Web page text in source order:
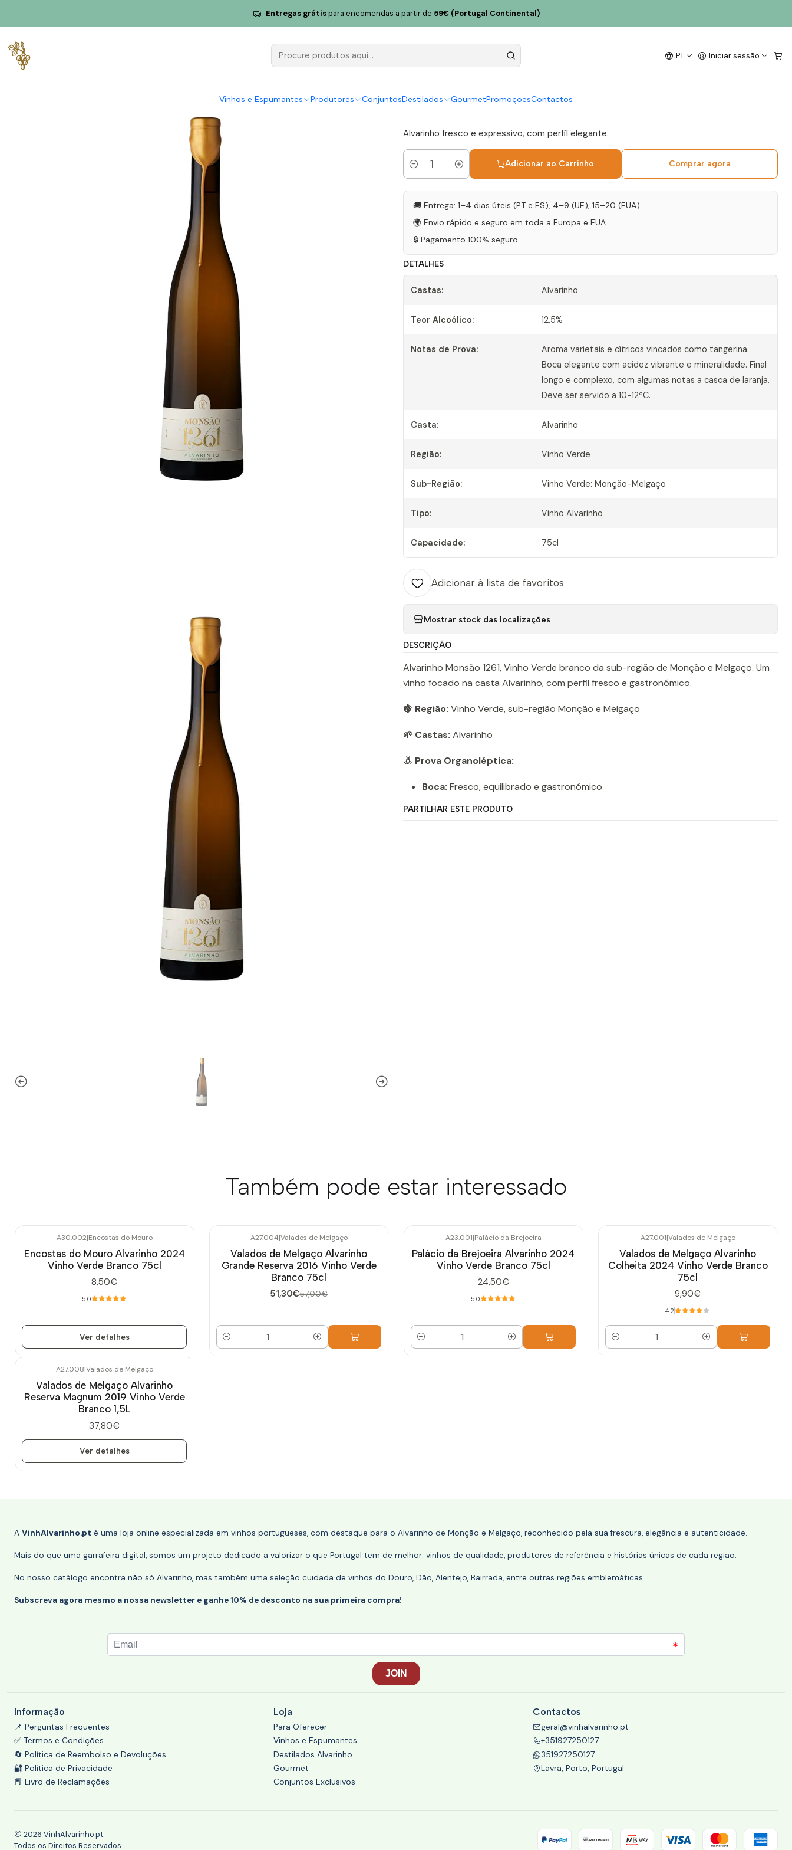
PT Iniciar sessão
Vinhos e Espumantes Produtores ConjuntosDestilados GourmetPromoçõesContactos
Entregas grátispara encomendas a partir de 59€ (Portugal Continental)
Monsão 1261 Alvarinho 2023 Vinho Verde Branco 75cl
Monsão 1261 Alvarinho 2023 Vinho
|
Alvarinho fresco e expressivo, com perfil elegante.
Quantidade
Adicionar ao Carrinho Comprar agora
🚚 Entrega: 1–4 dias úteis (PT e ES), 4–9 (UE), 15–20 (EUA)
🌍 Envio rápido e seguro em toda a Europa e EUA
🔒 Pagamento 100% seguro
DETALHES
Castas: Alvarinho
Teor Alcoólico: 12,5%
Notas de Prova:
Aroma varietais e cítricos vincados como tangerina.
Boca elegante com acidez vibrante e mineralidade. Final
longo e complexo, com algumas notas a casca de laranja.
Deve ser servido a 10-12ºC.
Casta: Alvarinho
Região: Vinho Verde
Sub-Região: Vinho Verde: Monção-Melgaço
Tipo: Vinho Alvarinho
Capacidade: 75cl
Adicionar à lista de favoritos
Mostrar stock das localizações
DESCRIÇÃO
Alvarinho Monsão 1261, Vinho Verde branco da sub-região de Monção e Melgaço. Um
vinho focado na casta Alvarinho, com perfil fresco e gastronómico.
🍇 Região: Vinho Verde, sub-região Monção e Melgaço
🌱 Castas: Alvarinho
👃 Prova Organoléptica:
Boca: Fresco, equilibrado e gastronómico
PARTILHAR ESTE PRODUTO
Também pode estar interessado
A30.002|Encostas do Mouro
Encostas do Mouro Alvarinho 2024
Vinho Verde Branco 75cl
8,50€
5.0
Ver detalhes
A27.004|Valados de Melgaço
Valados de Melgaço Alvarinho
Grande Reserva 2016 Vinho Verde
Branco 75cl
51,30€57,00€
Quantidade
A23.001|Palácio da Brejoeira
Palácio da Brejoeira Alvarinho 2024
Vinho Verde Branco 75cl
24,50€
5.0
Quantidade
A27.001|Valados de Melgaço
Valados de Melgaço Alvarinho
Colheita 2024 Vinho Verde Branco
75cl
9,90€
4.2
Quantidade
A27.008|Valados de Melgaço
Valados de Melgaço Alvarinho
Reserva Magnum 2019 Vinho Verde
Branco 1,5L
37,80€
Ver detalhes
A VinhAlvarinho.pt é uma loja online especializada em vinhos portugueses, com destaque para o Alvarinho de Monção e Melgaço, reconhecido pela sua frescura, elegância e autenticidade.
Mais do que uma garrafeira digital, somos um projeto dedicado a valorizar o que Portugal tem de melhor: vinhos de qualidade, produtores de referência e histórias únicas de cada região.
No nosso catálogo encontra não só Alvarinho, mas também uma seleção cuidada de vinhos do Douro, Dão, Alentejo, Bairrada, entre outras regiões emblemáticas.
Subscreva agora mesmo a nossa newsletter e ganhe 10% de desconto na sua primeira compra!
Informação
📌 Perguntas Frequentes
✅ Termos e Condições
🔄 Política de Reembolso e Devoluções
🔐 Política de Privacidade
📕 Livro de Reclamações
Loja
Para Oferecer
Vinhos e Espumantes
Destilados Alvarinho
Gourmet
Conjuntos Exclusivos
Contactos
geral@vinhalvarinho.pt
+351927250127
351927250127
Lavra, Porto, Portugal
2026 VinhAlvarinho.pt.
Todos os Direitos Reservados.